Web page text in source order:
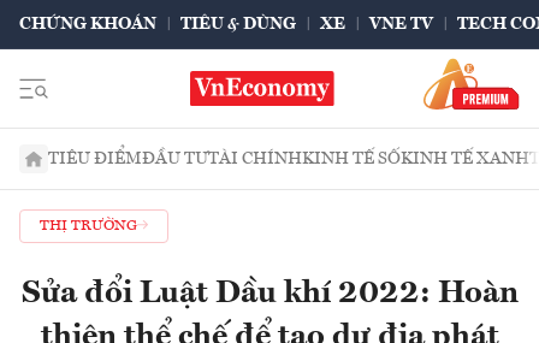
CHỨNG KHOÁN TIÊU & DÙNG XE VNE TV TECH
TIÊU ĐIỂMĐẦU TƯTÀI CHÍNHKINH TẾ SỐKINH TẾ XANH
THỊ TRƯỜNG
Sửa đổi Luật Dầu khí 2022: Hoàn